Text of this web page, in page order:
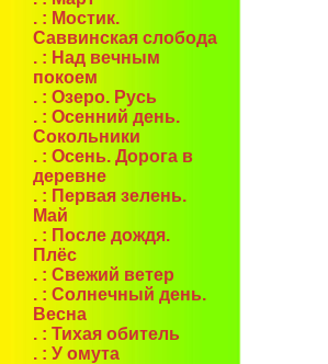
. : Мостик.
Саввинская слобода
. : Над вечным
покоем
. : Озеро. Русь
. : Осенний день.
Сокольники
. : Осень. Дорога в
деревне
. : Первая зелень.
Май
. : После дождя.
Плёс
. : Свежий ветер
. : Солнечный день.
Весна
. : Тихая обитель
. : У омута